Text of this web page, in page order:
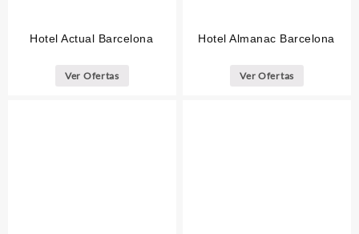
Hotel Actual Barcelona
Ver Ofertas
Hotel Almanac Barcelona
Ver Ofertas